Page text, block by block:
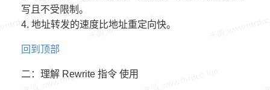
写且不受限制。
4. 地址转发的速度比地址重定向快。
回到顶部
二：理解 Rewrite 指令 使用